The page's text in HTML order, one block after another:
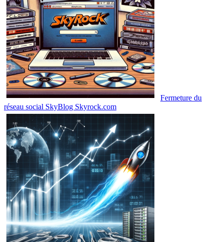
Fermeture du
réseau social SkyBlog Skyrock.com